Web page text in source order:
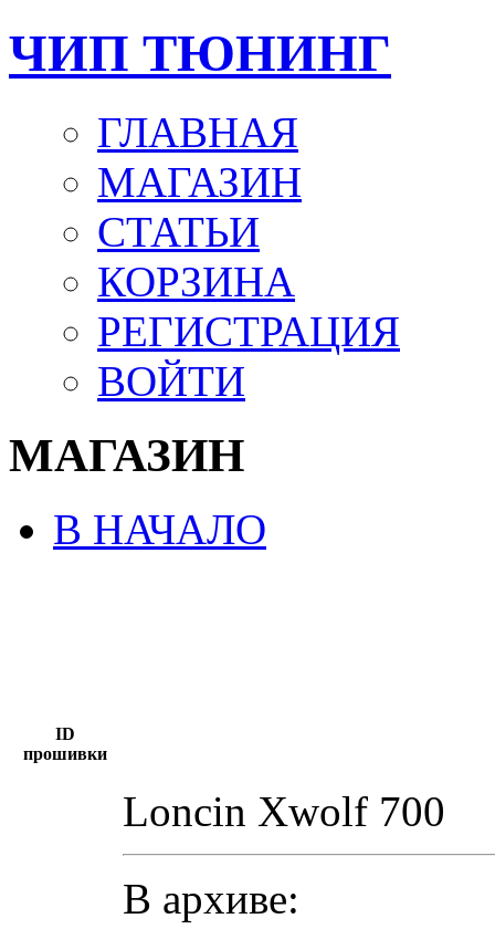
ЧИП ТЮНИНГ
ГЛАВНАЯ
МАГАЗИН
СТАТЬИ
КОРЗИНА
РЕГИСТРАЦИЯ
ВОЙТИ
МАГАЗИН
В НАЧАЛО
ID
прошивки
Loncin Xwolf 700
В архиве: